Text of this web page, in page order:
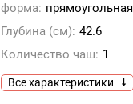
форма: прямоугольная
Глубина (см): 42.6
Количество чаш: 1
Все характеристики